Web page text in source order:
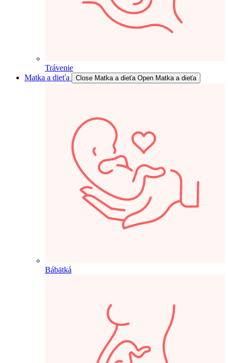
Trávenie
Matka a dieťa
Close Matka a dieťa Open Matka a dieťa
Bábätká